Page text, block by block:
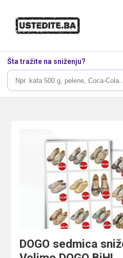
Šta tražite na sniženju?
DOGO sedmica